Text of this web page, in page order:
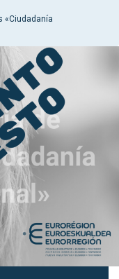
«Ciudadanía